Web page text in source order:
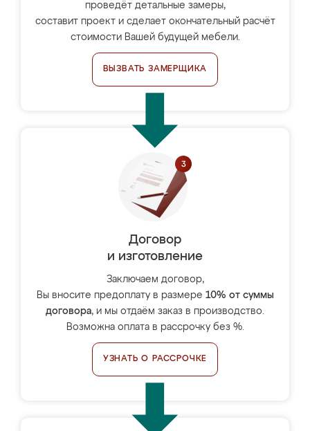
проведёт детальные замеры,
составит проект и сделает окончательный расчёт
стоимости Вашей будущей мебели.
ВЫЗВАТЬ ЗАМЕРЩИКА
Договор
и изготовление
Заключаем договор,
Вы вносите предоплату в размере 10% от суммы
договора, и мы отдаём заказ в производство.
Возможна оплата в рассрочку без %.
УЗНАТЬ О РАССРОЧКЕ